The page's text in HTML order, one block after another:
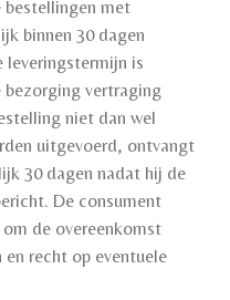
bestellingen met
binnen 30 dagen
leveringstermijn is
bezorging vertraging
niet dan wel
uitgevoerd, ontvangt
30 dagen nadat hij de
De consument
de overeenkomst
recht op eventuele